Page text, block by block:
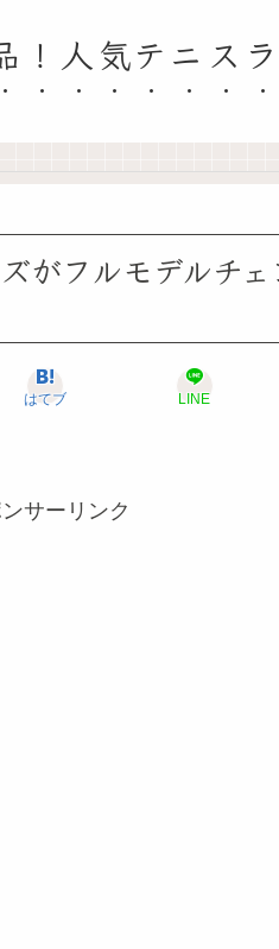
！人気テニス
がフルモデルチ
はてブ LINE
サーリンク